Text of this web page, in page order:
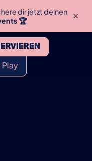
dir jetzt deinen
🏆
Play